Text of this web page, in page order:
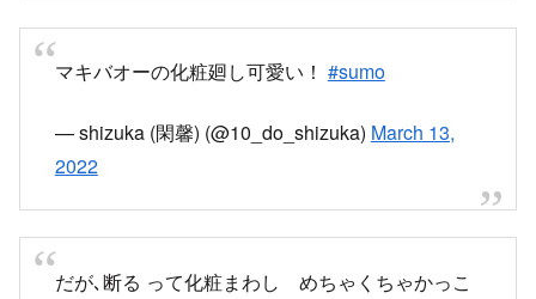
マキバオーの化粧廻し可愛い！ #sumo
— shizuka (閑馨) (@10_do_shizuka) March 13,
2022
だが､断る って化粧まわし めちゃくちゃかっこ